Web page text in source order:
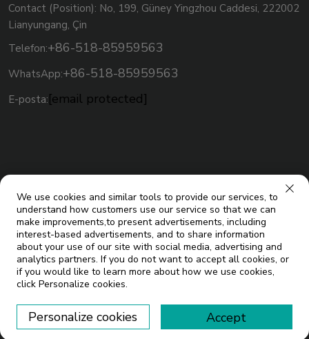
Contact (Position): No, 199, Güney Yingzhou Caddesi, 222002
Lianyungang, Çin
Telefon:+86-518-85959563
WhatsApp:+86-518-85959563
E-posta:[email protected]
Telif Hakkı © Jiangsu Micoe Solar Energy Co.,Ltd. Tüm Hakları
Saklıdır |
We use cookies and similar tools to provide our services, to
understand how customers use our service so that we can
make improvements,to present advertisements, including
interest-based advertisements, and to share information
about your use of our site with social media, advertising and
analytics partners. If you do not want to accept all cookies, or
if you would like to learn more about how we use cookies,
click Personalize cookies.
Personalize cookies Accept